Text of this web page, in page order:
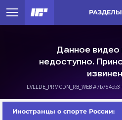
РАЗДЕЛЫ
Иностранцы о спорте России: